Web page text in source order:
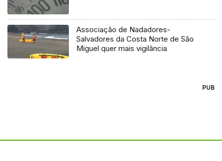
Associação de Nadadores-
Salvadores da Costa Norte de São
Miguel quer mais vigilância
PUB